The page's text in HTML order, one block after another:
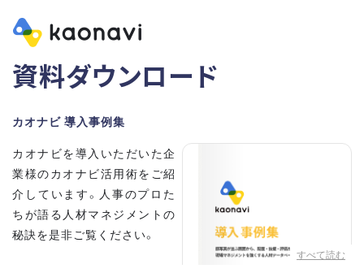
資料ダウンロード
カオナビ 導入事例集
すべて読む
カオナビを導入いただいた企
業様のカオナビ活用術をご紹
介しています。人事のプロた
ちが語る人材マネジメントの
秘訣を是非ご覧ください。